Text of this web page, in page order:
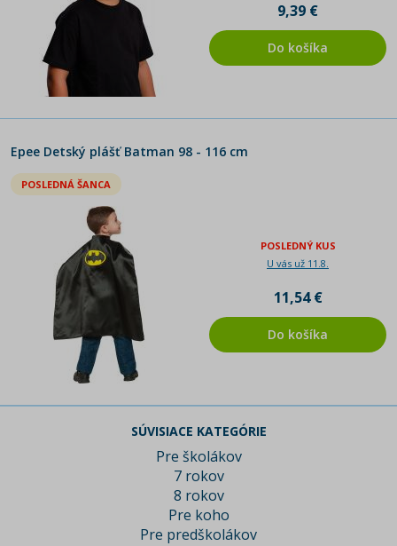
9,39 €
Do košíka
Epee Detský plášť Batman 98 - 116 cm
POSLEDNÁ ŠANCA
POSLEDNÝ KUS
U vás už 11.8.
11,54 €
Do košíka
SÚVISIACE KATEGÓRIE
Pre školákov
7 rokov
8 rokov
Pre koho
Pre predškolákov